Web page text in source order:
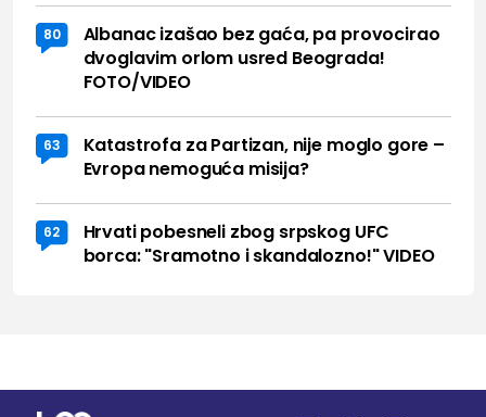
80
Albanac izašao bez gaća, pa provocirao
dvoglavim orlom usred Beograda!
FOTO/VIDEO
63
Katastrofa za Partizan, nije moglo gore –
Evropa nemoguća misija?
62
Hrvati pobesneli zbog srpskog UFC
borca: "Sramotno i skandalozno!" VIDEO